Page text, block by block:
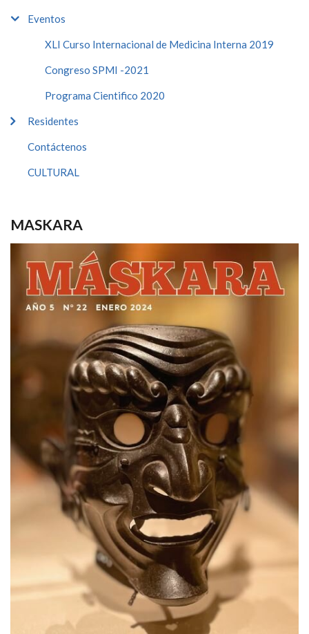
Eventos
XLI Curso Internacional de Medicina Interna 2019
Congreso SPMI -2021
Programa Cientifico 2020
Residentes
Contáctenos
CULTURAL
MASKARA